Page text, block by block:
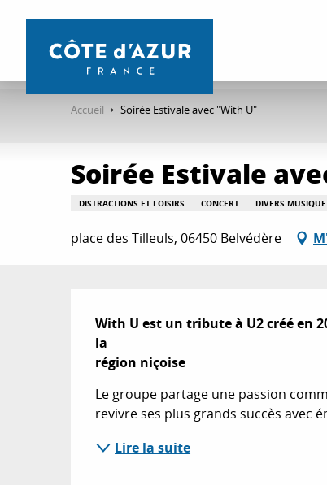
contenu
Accueil Soirée Estivale avec "With U"
Soirée Estivale
DISTRACTIONS ET LOISIRS CONCERT DIVERS MUSIQUE
place des Tilleuls, 06450 Belvédère
Description
With U est un tribute à U2 créé en
la
région niçoise
Le groupe partage une passion
revivre ses plus grands succès avec
Lire la suite